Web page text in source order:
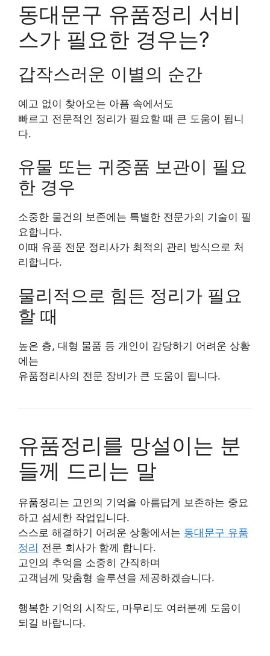
동대문구 유품정리 서비
스가 필요한 경우는?
갑작스러운 이별의 순간
예고 없이 찾아오는 아픔 속에서도
빠르고 전문적인 정리가 필요할 때 큰 도움이 됩니
다.
유물 또는 귀중품 보관이 필요
한 경우
소중한 물건의 보존에는 특별한 전문가의 기술이 필
요합니다.
이때 유품 전문 정리사가 최적의 관리 방식으로 처
리합니다.
물리적으로 힘든 정리가 필요
할 때
높은 층, 대형 물품 등 개인이 감당하기 어려운 상황
에는
유품정리사의 전문 장비가 큰 도움이 됩니다.
유품정리를 망설이는 분
들께 드리는 말
유품정리는 고인의 기억을 아름답게 보존하는 중요
하고 섬세한 작업입니다.
스스로 해결하기 어려운 상황에서는 동대문구 유품
정리 전문 회사가 함께 합니다.
고인의 추억을 소중히 간직하며
고객님께 맞춤형 솔루션을 제공하겠습니다.
행복한 기억의 시작도, 마무리도 여러분께 도움이
되길 바랍니다.